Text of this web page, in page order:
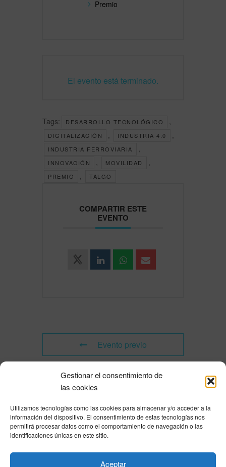
Gestionar el consentimiento de
las cookies
Utilizamos tecnologías como las cookies para almacenar y/o acceder a la
información del dispositivo. El consentimiento de estas tecnologías nos
permitirá procesar datos como el comportamiento de navegación o las
identificaciones únicas en este sitio.
Aceptar
Premio
El evento está terminado.
Tags: DESARROLLO TECNOLÓGICO
DIGITALIZACIÓN INDUSTRIA 4.0
INDUSTRIA FERROVIARIA
INNOVACIÓN MOVILIDAD
PREMIO TALGO
COMPARTIR ESTE
EVENTO
Evento previo
Evento siguiente
Powered byModern Events Calendar
Política de privacidad | Aviso Legal|Política de cookies|DNSH|Trabaja con
nosotros
HOME